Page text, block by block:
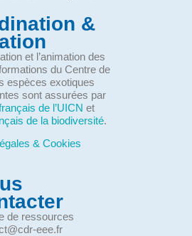
&
et l’animation des
du Centre de
espèces exotiques
sont assurées par
de l’UICN et
de la biodiversité.
& Cookies
de ressources
eee.fr